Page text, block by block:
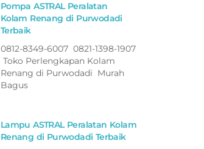
Pompa ASTRAL Peralatan
Kolam Renang di Purwodadi
Terbaik
0812-8349-6007 0821-1398-1907
Toko Perlengkapan Kolam
Renang di Purwodadi Murah
Bagus
Lampu ASTRAL Peralatan Kolam
Renang di Purwodadi Terbaik